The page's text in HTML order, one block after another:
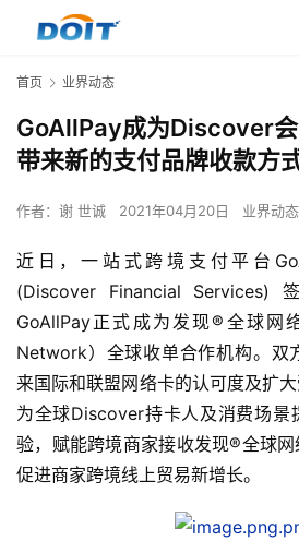
首页 业界动态
GoAllPay成为Discover
带来新的支付品牌收款方
作者： 谢 世诚 2021年04月20日 业界动态
近日，一站式跨境支付平台
(Discover Financial Services)
GoAllPay正式成为发现®全球网
Network）全球收单合作机构。双
来国际和联盟网络卡的认可度及扩大
为全球Discover持卡人及消费场景
验，赋能跨境商家接收发现®全球网
促进商家跨境线上贸易新增长。